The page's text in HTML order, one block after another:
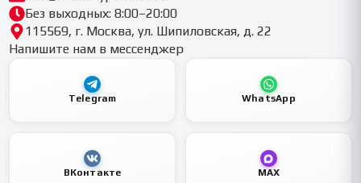
Без выходных: 8:00–20:00
115569, г. Москва, ул. Шипиловская, д. 22
Напишите нам в мессенджер
Telegram WhatsApp
ВКонтакте MAX